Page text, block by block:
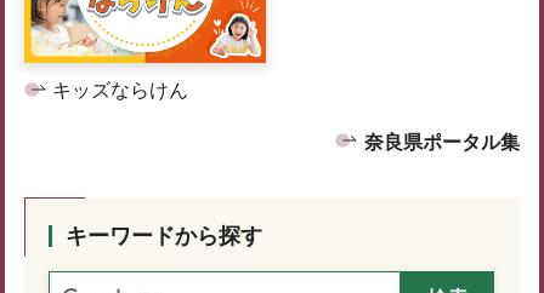
キッズならけん
奈良県ポータル集
キーワードから探す